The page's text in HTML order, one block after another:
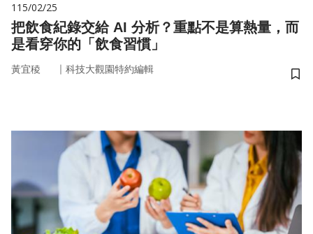
115/02/25
把飲食紀錄交給 AI 分析？重點不是算熱量，而
是看穿你的「飲食習慣」
黃宜稜 ｜ 科技大觀園特約編輯
儲